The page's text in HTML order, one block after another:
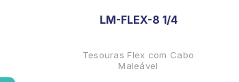
LM-FLEX-8 1/4
Tesouras Flex com Cabo
Maleável